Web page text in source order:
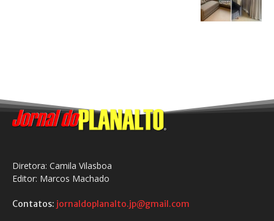
Diretora: Camila Vilasboa
Editor: Marcos Machado
Contatos: jornaldoplanalto.jp@gmail.com